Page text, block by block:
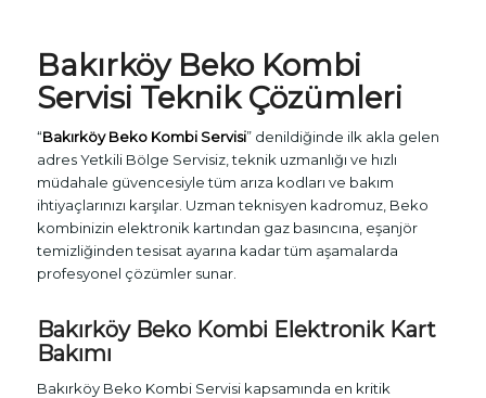
Bakırköy Beko Kombi
Servisi Teknik Çözümleri
“Bakırköy Beko Kombi Servisi” denildiğinde ilk akla gelen
adres Yetkili Bölge Servisiz, teknik uzmanlığı ve hızlı
müdahale güvencesiyle tüm arıza kodları ve bakım
ihtiyaçlarınızı karşılar. Uzman teknisyen kadromuz, Beko
kombinizin elektronik kartından gaz basıncına, eşanjör
temizliğinden tesisat ayarına kadar tüm aşamalarda
profesyonel çözümler sunar.
Bakırköy Beko Kombi Elektronik Kart
Bakımı
Bakırköy Beko Kombi Servisi kapsamında en kritik